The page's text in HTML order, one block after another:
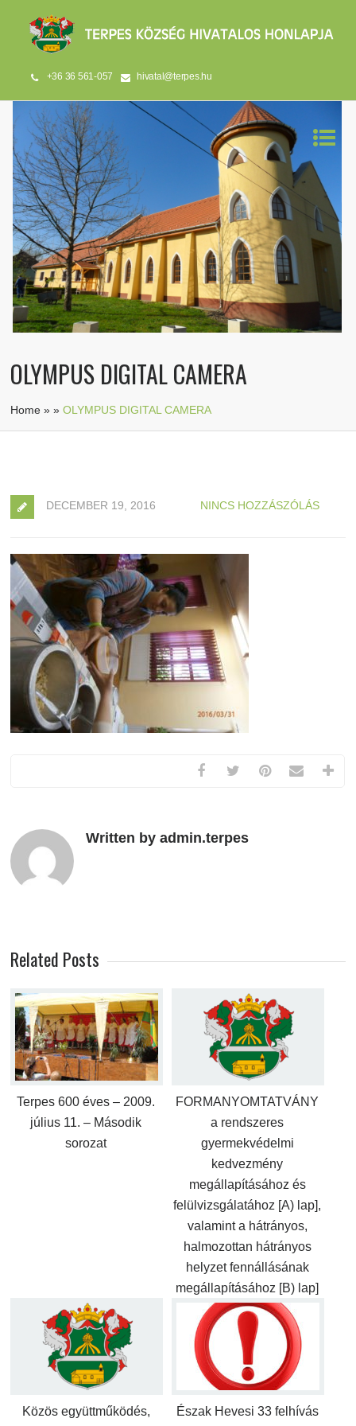
+36 36 561-057 hivatal@terpes.hu
OLYMPUS DIGITAL CAMERA
Home »»OLYMPUS DIGITAL CAMERA
DECEMBER 19, 2016 NINCS HOZZÁSZÓLÁS
Written by admin.terpes
Related Posts
Terpes 600 éves – 2009.
július 11. – Második
sorozat
FORMANYOMTATVÁNY
a rendszeres
gyermekvédelmi
kedvezmény
megállapításához és
felülvizsgálatához [A) lap],
valamint a hátrányos,
halmozottan hátrányos
helyzet fennállásának
megállapításához [B) lap]
Közös együttműködés,
Észak Hevesi 33 felhívás